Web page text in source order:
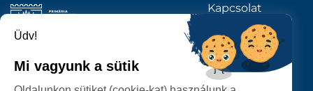
SZATMÁRNÉMETI
Kapcsolat
KÖVESSENEK
Üdv!
Mi vagyunk a sütik